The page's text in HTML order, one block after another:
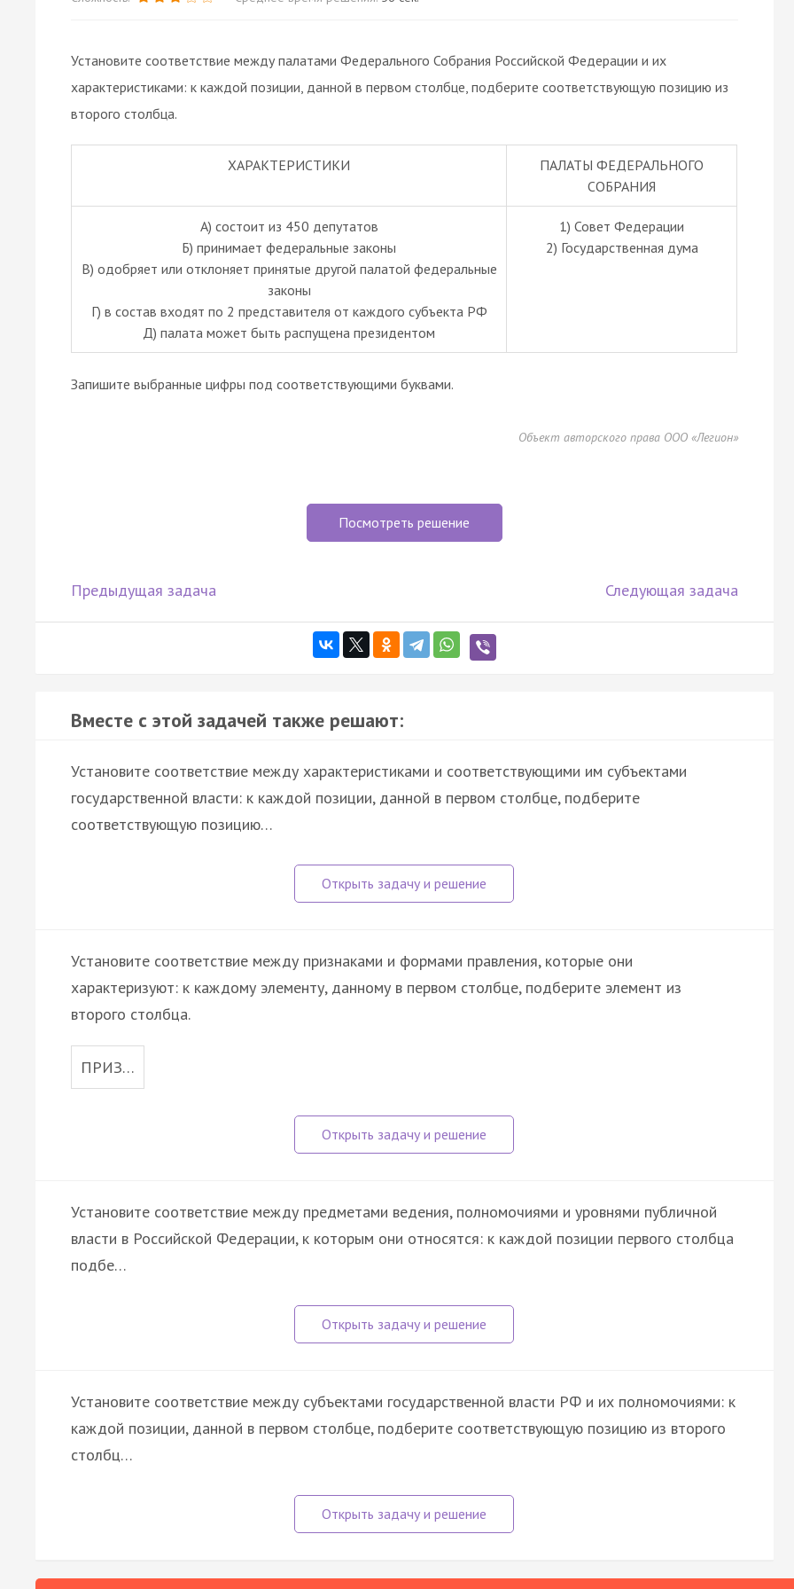
Установите соответствие между палатами Федерального Собрания Российской Федерации и их
характеристиками: к каждой позиции, данной в первом столбце, подберите соответствующую позицию из
второго столбца.
ХАРАКТЕРИСТИКИ
ПАЛАТЫ ФЕДЕРАЛЬНОГО
СОБРАНИЯ
A) состоит из 450 депутатов
Б) принимает федеральные законы
B) одобряет или отклоняет принятые другой палатой федеральные
законы
Г) в состав входят по 2 представителя от каждого субъекта РФ
Д) палата может быть распущена президентом
1) Совет Федерации
2) Государственная дума
Запишите выбранные цифры под соответствующими буквами.
Объект авторского права ООО «Легион»
Посмотреть решение
Предыдущая задача Следующая задача
Вместе с этой задачей также решают:
Установите соответствие между характеристиками и соответствующими им субъектами
государственной власти: к каждой позиции, данной в первом столбце, подберите
соответствующую позицию…
Установите соответствие между признаками и формами правления, которые они
характеризуют: к каждому элементу, данному в первом столбце, подберите элемент из
второго столбца.
ПРИЗ…
Установите соответствие между предметами ведения, полномочиями и уровнями публичной
власти в Российской Федерации, к которым они относятся: к каждой позиции первого столбца
подбе…
Установите соответствие между субъектами государственной власти РФ и их полномочиями: к
каждой позиции, данной в первом столбце, подберите соответствующую позицию из второго
столбц…